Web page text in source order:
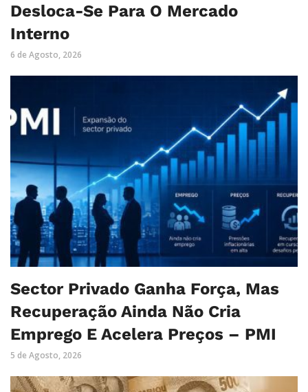
Desloca-Se Para O Mercado
Interno
6 de Agosto, 2026
Sector Privado Ganha Força, Mas
Recuperação Ainda Não Cria
Emprego E Acelera Preços – PMI
5 de Agosto, 2026